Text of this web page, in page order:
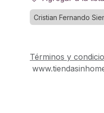
Cristian Fernando
Términos y